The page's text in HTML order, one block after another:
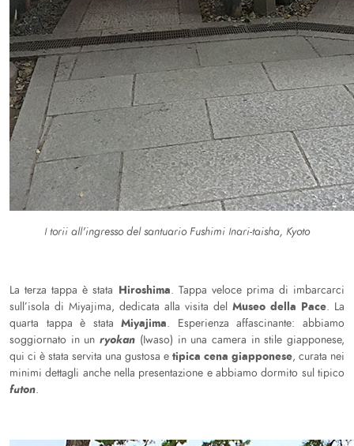
I torii all'ingresso del santuario Fushimi Inari-taisha, Kyoto
La terza tappa è stata Hiroshima. Tappa veloce prima di imbarcarci
sull’isola di Miyajima, dedicata alla visita del Museo della Pace. La
quarta tappa è stataMiyajima. Esperienza affascinante: abbiamo
soggiornato in unryokan (Iwaso) in una camera in stile giapponese,
qui ci è stata servita una gustosa e tipica cena giapponese, curata nei
minimi dettagli anche nella presentazione e abbiamo dormito sul tipico
futon.